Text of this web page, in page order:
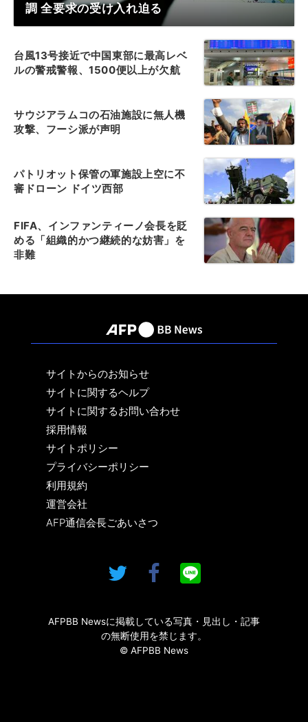
調 全要求の受け入れ迫る
台風13号接近で中国東部に最高レベ
ルの警戒警報、1500便以上が欠航
サウジアラムコの石油施設に無人機
攻撃、フーシ派が声明
パトリオット保管の軍施設上空に不
審ドローン ドイツ西部
FIFA、インファンティーノ会長を貶
める「組織的かつ継続的な妨害」を
非難
サイトからのお知らせ
サイトに関するヘルプ
サイトに関するお問い合わせ
採用情報
サイトポリシー
プライバシーポリシー
利用規約
運営会社
AFP通信会長ごあいさつ
AFPBB Newsに掲載している写真・見出し・記事
の無断使用を禁じます。
© AFPBB News